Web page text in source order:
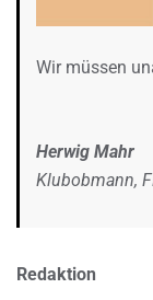
Wir müssen
Herwig Mahr
Klubobmann,
Redaktion